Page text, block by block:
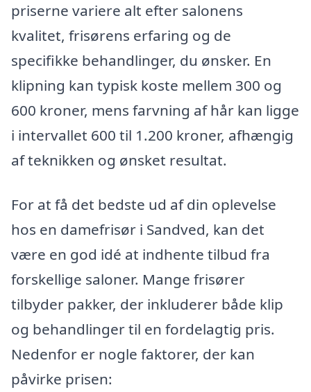
priserne variere alt efter salonens
kvalitet, frisørens erfaring og de
specifikke behandlinger, du ønsker. En
klipning kan typisk koste mellem 300 og
600 kroner, mens farvning af hår kan ligge
i intervallet 600 til 1.200 kroner, afhængig
af teknikken og ønsket resultat.
For at få det bedste ud af din oplevelse
hos en damefrisør i Sandved, kan det
være en god idé at indhente tilbud fra
forskellige saloner. Mange frisører
tilbyder pakker, der inkluderer både klip
og behandlinger til en fordelagtig pris.
Nedenfor er nogle faktorer, der kan
påvirke prisen: